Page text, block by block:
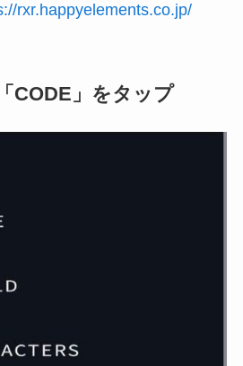
rxr.happyelements.co.jp/
CODE」をタップ